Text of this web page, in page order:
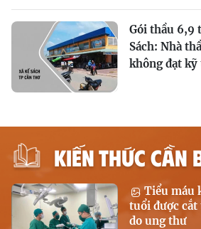
Gói thầu 6,9
Sách: Nhà
không đạt
KIẾN THỨC CẦN
Tiểu máu
tuổi được cắt
do ung thư